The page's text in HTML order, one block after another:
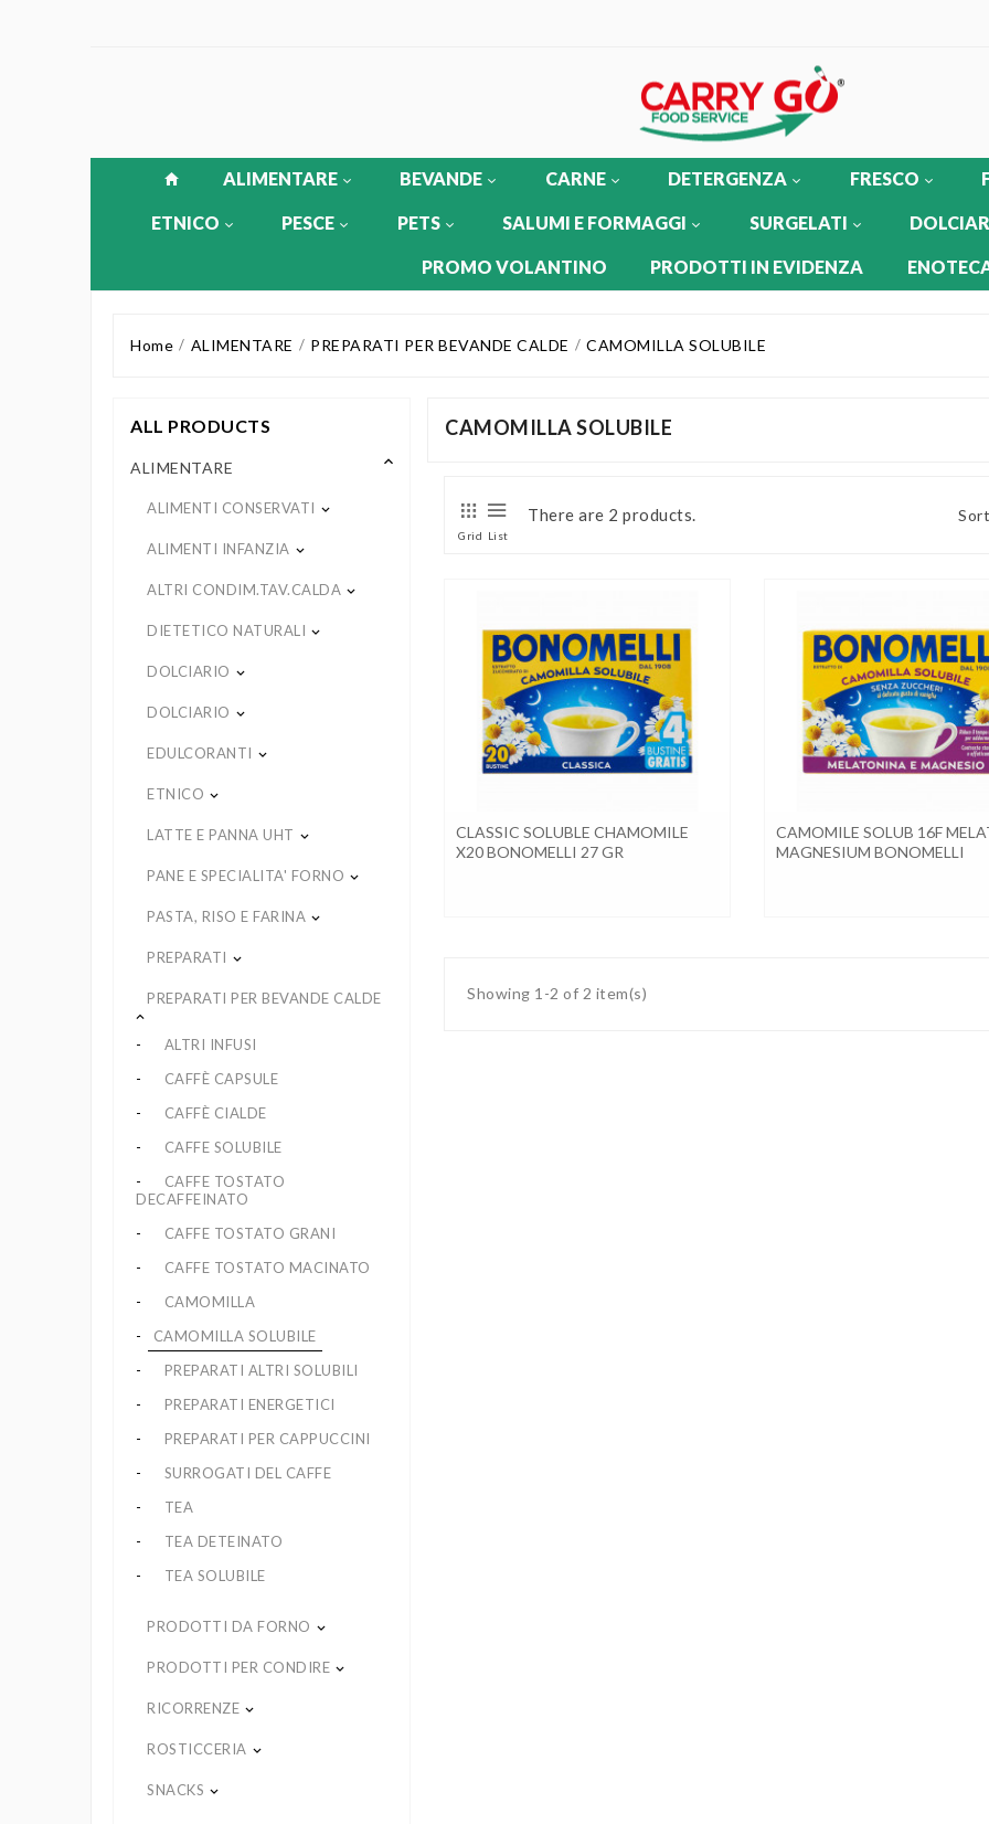
ALIMENTARE BEVANDE CARNE DETERGENZA FRESCO
ETNICO PESCE PETS SALUMI E FORMAGGI SURGELATI
PROMO VOLANTINO PRODOTTI IN EVIDENZA
Home ALIMENTARE PREPARATI PER BEVANDE CALDE CAMOMILLA SOLUBILE
ALL PRODUCTS
ALIMENTARE keyboard_arrow_up
ALIMENTI CONSERVATI keyboard_arrow_down
ALIMENTI INFANZIA keyboard_arrow_down
ALTRI CONDIM.TAV.CALDA keyboard_arrow_down
DIETETICO NATURALI keyboard_arrow_down
DOLCIARIO keyboard_arrow_down
DOLCIARIO keyboard_arrow_down
EDULCORANTI keyboard_arrow_down
ETNICO keyboard_arrow_down
LATTE E PANNA UHT keyboard_arrow_down
PANE E SPECIALITA' FORNO keyboard_arrow_down
PASTA, RISO E FARINA keyboard_arrow_down
PREPARATI keyboard_arrow_down
PREPARATI PER BEVANDE CALDE
keyboard_arrow_up
ALTRI INFUSI
CAFFÈ CAPSULE
CAFFÈ CIALDE
CAFFE SOLUBILE
CAFFE TOSTATO
DECAFFEINATO
CAFFE TOSTATO GRANI
CAFFE TOSTATO MACINATO
CAMOMILLA
CAMOMILLA SOLUBILE
PREPARATI ALTRI SOLUBILI
PREPARATI ENERGETICI
PREPARATI PER CAPPUCCINI
SURROGATI DEL CAFFE
TEA
TEA DETEINATO
TEA SOLUBILE
PRODOTTI DA FORNO keyboard_arrow_down
PRODOTTI PER CONDIRE keyboard_arrow_down
RICORRENZE keyboard_arrow_down
ROSTICCERIA keyboard_arrow_down
SNACKS keyboard_arrow_down
CAMOMILLA SOLUBILE
Grid List
There are 2 products.
CLASSIC SOLUBLE CHAMOMILE
X20 BONOMELLI 27 GR
CAMOMILE SOLUB 16F
MAGNESIUM BONOMELLI
Showing 1-2 of 2 item(s)